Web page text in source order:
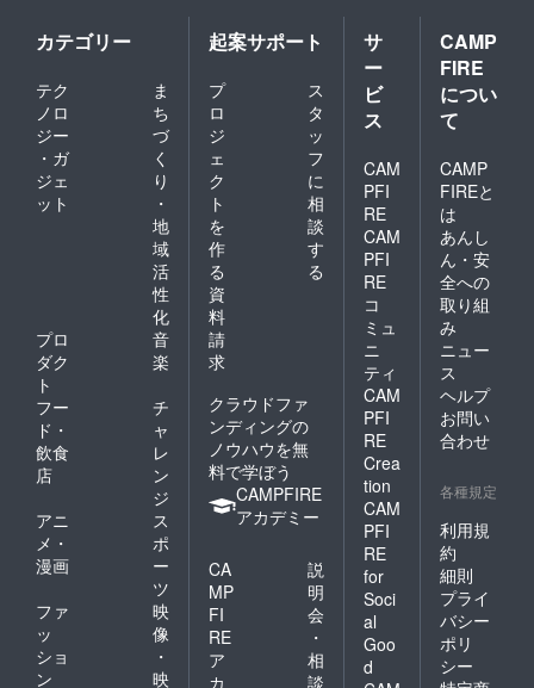
カテゴリー
テク
ノロ
ジー
・ガ
ジェ
ット
ま
ち
づ
く
り
・
地
域
活
性
化
プロ
ダク
ト
音
楽
フー
ド・
飲食
店
チ
ャ
レ
ン
ジ
アニ
メ・
漫画
ス
ポ
ー
ツ
ファ
ッ
ショ
ン
映
像
・
映
起案サポート
プ
ロ
ジ
ェ
ク
ト
を
作
る
ス
タ
ッ
フ
に
相
談
す
る
資
料
請
求
クラウドファ
ンディングの
ノウハウを無
料で学ぼう
CAMPFIRE
アカデミー
CA
MP
FI
RE
ア
カ
説
明
会
・
相
談
サ
ー
ビ
ス
CAM
PFI
RE
CAM
PFI
RE
コ
ミュ
ニ
ティ
CAM
PFI
RE
Crea
tion
CAM
PFI
RE
for
Soci
al
Goo
d
CAMP
FIRE
につい
て
CAMP
FIREと
は
あんし
ん・安
全への
取り組
み
ニュー
ス
ヘルプ
お問い
合わせ
各種規定
利用規
約
細則
プライ
バシー
ポリ
シー